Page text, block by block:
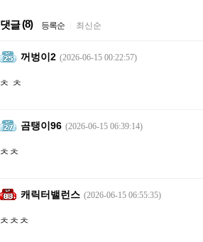
댓글(8) 등록순 최신순
꺼벙이2 (2026-06-15 00:22:57)
ㅊ ㅊ
곰탱이96 (2026-06-15 06:39:14)
ㅊㅊ
캐릭터밸런스 (2026-06-15 06:55:35)
ㅊㅊㅊ